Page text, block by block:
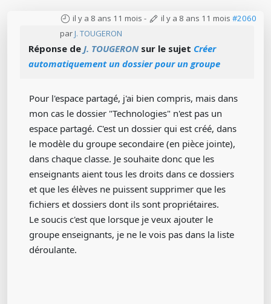
il y a 8 ans 11 mois - il y a 8 ans 11 mois #2060
par J. TOUGERON
Réponse de J. TOUGERONsur le sujet Créer
automatiquement un dossier pour un groupe
Pour l'espace partagé, j'ai bien compris, mais dans
mon cas le dossier "Technologies" n'est pas un
espace partagé. C'est un dossier qui est créé, dans
le modèle du groupe secondaire (en pièce jointe),
dans chaque classe. Je souhaite donc que les
enseignants aient tous les droits dans ce dossiers
et que les élèves ne puissent supprimer que les
fichiers et dossiers dont ils sont propriétaires.
Le soucis c'est que lorsque je veux ajouter le
groupe enseignants, je ne le vois pas dans la liste
déroulante.